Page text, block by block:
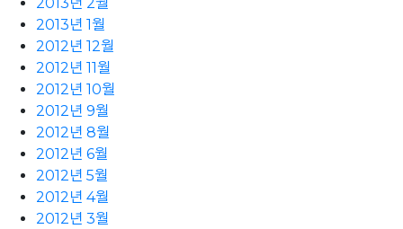
2013년 1월
2012년 12월
2012년 11월
2012년 10월
2012년 9월
2012년 8월
2012년 6월
2012년 5월
2012년 4월
2012년 3월